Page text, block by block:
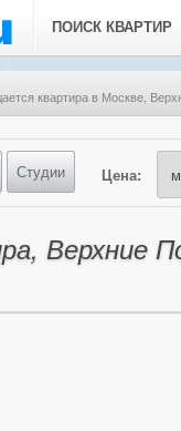
ПОИСК КВАРТИР
квартира в Москве,
Студии Цена:
Верхние